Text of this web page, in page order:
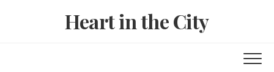
Heart in the City